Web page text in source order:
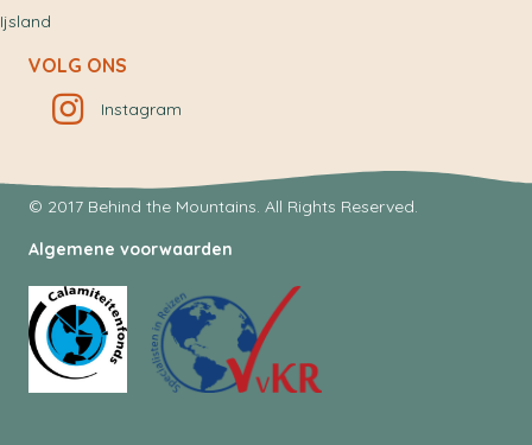
Ijsland
VOLG ONS
Instagram
© 2017 Behind the Mountains. All Rights Reserved.
Algemene voorwaarden